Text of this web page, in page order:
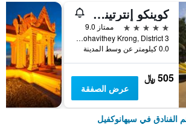
كوينكو إنترتينمينت ريزورت
5 نجوم
ممتاز 9.0
Victory Beach, Mohavithey Krong, District 3, سيهانوكفيل, كمبوديا
0.0 كيلومتر عن وسط المدينة
505 ﷼
عرض الصفقة
الفنادق في سيهانوكفيل